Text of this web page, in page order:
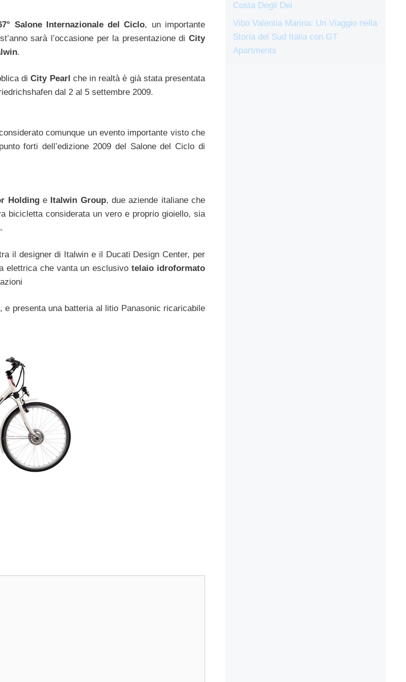
Salone Internazionale del Ciclo, un importante
sarà l’occasione per la presentazione di City
.
diCity Pearl che in realtà è già stata presentata
dal 2 al 5 settembre 2009.
comunque un evento importante visto che
forti dell’edizione 2009 del Salone del Ciclo di
Holdinge Italwin Group, due aziende italiane che
bicicletta considerata un vero e proprio gioiello, sia
il designer di Italwin e il Ducati Design Center, per
elettrica che vanta un esclusivotelaio idroformato
presenta una batteria al litio Panasonic ricaricabile
Costa Degli Dei
Vibo Valentia Marina: Un Viaggio nella
Storia del Sud Italia con GT
Apartments